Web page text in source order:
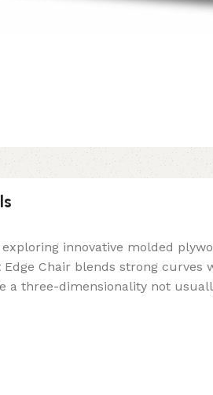
innovative molded
Edge Chair blends strong curves
a three-dimensionality not